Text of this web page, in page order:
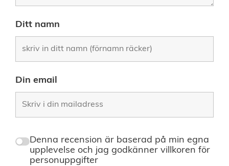
Ditt namn
Din email
Denna recension är baserad på min egna
upplevelse och jag godkänner villkoren för
personuppgifter